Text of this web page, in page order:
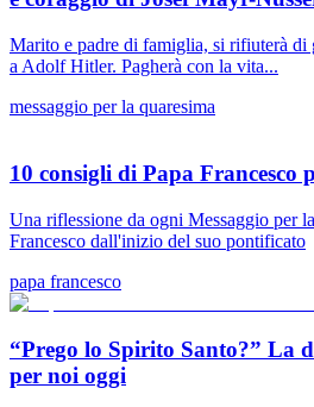
Marito e padre di famiglia, si rifiuterà di
a Adolf Hitler. Pagherà con la vita...
messaggio per la quaresima
10 consigli di Papa Francesco
Una riflessione da ogni Messaggio per
Francesco dall'inizio del suo pontificato
papa francesco
“Prego lo Spirito Santo?” La
per noi oggi